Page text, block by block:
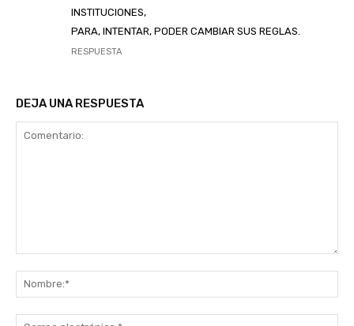
INSTITUCIONES,
PARA, INTENTAR, PODER CAMBIAR SUS REGLAS.
RESPUESTA
DEJA UNA RESPUESTA